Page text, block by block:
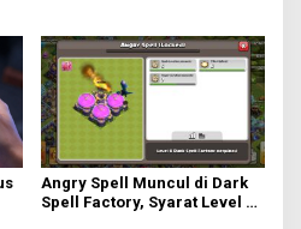
Angry Spell Muncul di Dark
Spell Factory, Syarat Level 8